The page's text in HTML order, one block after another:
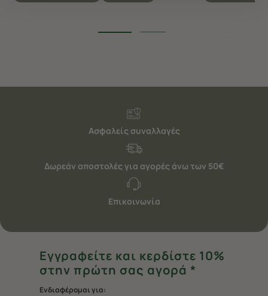
Ασφαλείς συναλλαγές
Δωρεάν αποστολές για αγορές άνω των 50€
Επικοινωνία
Εγγραφείτε και κερδίστε 10%
στην πρώτη σας αγορά *
Ενδιαφέρομαι για: